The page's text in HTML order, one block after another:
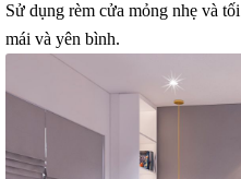
Sử dụng rèm cửa mỏng nhẹ và
mái và yên bình.